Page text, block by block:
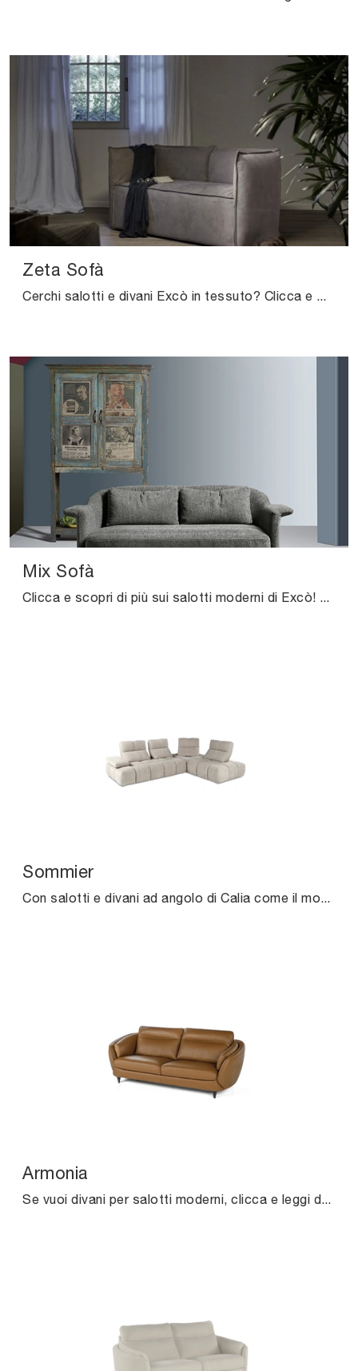
Zeta Sofà
Cerchi salotti e divani Excò in tessuto? Clicca e scopri di più sul modello Zeta Sofà per spazi moderni.
Mix Sofà
Clicca e scopri di più sui salotti moderni di Excò! Differenti modelli di divani, come Mix Sofà, ti aspettano.
Sommier
Con salotti e divani ad angolo di Calia come il modello Sommier in tessuto, potrai completare il tuo progetto d'arredo.
Armonia
Se vuoi divani per salotti moderni, clicca e leggi di più sul modello Armonia in pelle della marca Calia.